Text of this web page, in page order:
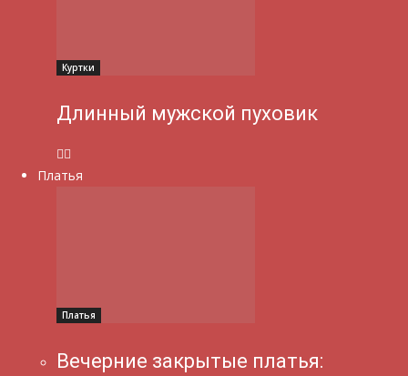
Куртки
Длинный мужской пуховик
Платья
Платья
Вечерние закрытые платья: